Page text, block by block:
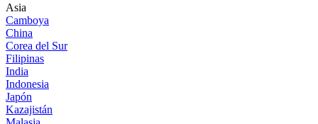
Asia
Camboya
China
Corea del Sur
Filipinas
India
Indonesia
Japón
Kazajistán